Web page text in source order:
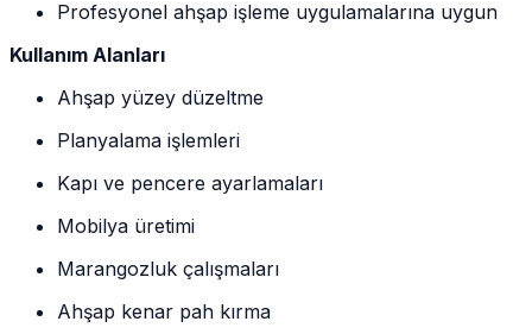
Profesyonel ahşap işleme uygulamalarına uygun
Kullanım Alanları
Ahşap yüzey düzeltme
Planyalama işlemleri
Kapı ve pencere ayarlamaları
Mobilya üretimi
Marangozluk çalışmaları
Ahşap kenar pah kırma